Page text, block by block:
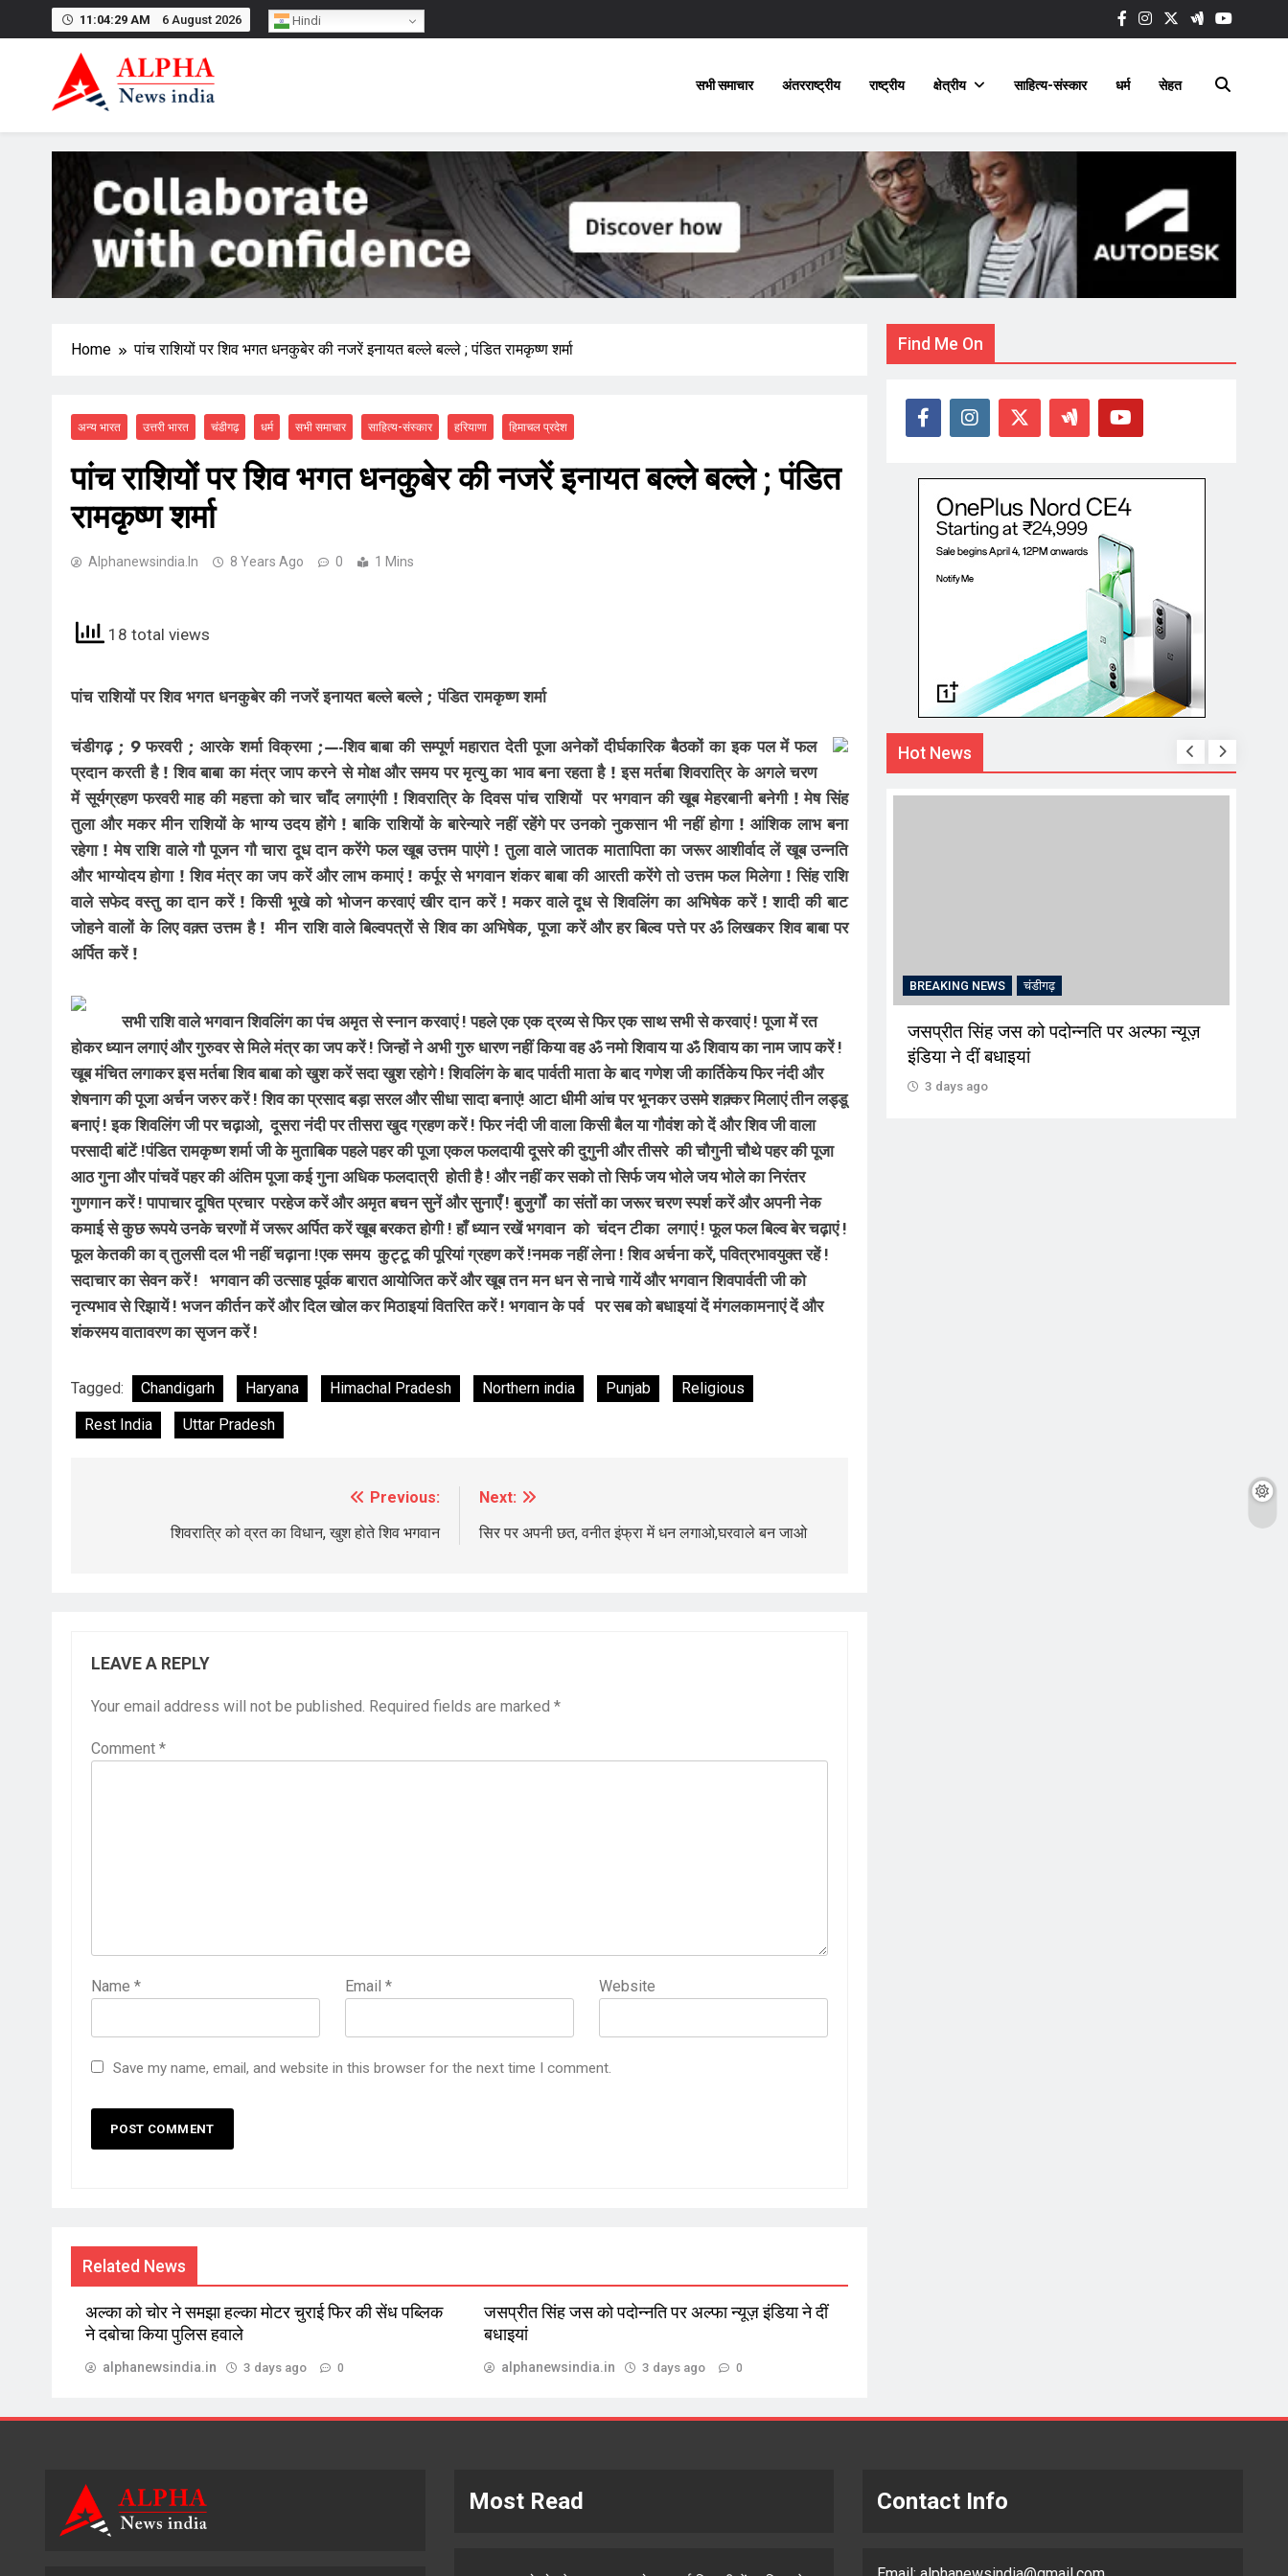
11:04:30 AM 6 August 2026
सभी समाचार अंतरराष्ट्रीय राष्ट्रीय क्षेत्रीय साहित्य-संस्कार धर्म सेहत
Home पांच राशियों पर शिव भगत धनकुबेर की नजरें इनायत बल्ले बल्ले ; पंडित रामकृष्ण शर्मा
अन्य भारत उत्तरी भारत चंडीगढ़ धर्म सभी समाचार साहित्य-संस्कार हरियाणा हिमाचल प्रदेश
पांच राशियों पर शिव भगत धनकुबेर की नजरें इनायत बल्ले बल्ले ; पंडित
रामकृष्ण शर्मा
Alphanewsindia.in 8 Years Ago 0 1 Mins
18 total views
पांच राशियों पर शिव भगत धनकुबेर की नजरें इनायत बल्ले बल्ले ; पंडित रामकृष्ण शर्मा
चंडीगढ़ ; 9 फरवरी ; आरके शर्मा विक्रमा ;—-शिव बाबा की सम्पूर्ण महारात देती पूजा अनेकों दीर्घकारिक बैठकों का इक पल में फल
प्रदान करती है ! शिव बाबा का मंत्र जाप करने से मोक्ष और समय पर मृत्यु का भाव बना रहता है ! इस मर्तबा शिवरात्रि के अगले चरण
में सूर्यग्रहण फरवरी माह की महत्ता को चार चाँद लगाएंगी ! शिवरात्रि के दिवस पांच राशियों पर भगवान की खूब मेहरबानी बनेगी ! मेष सिंह
तुला और मकर मीन राशियों के भाग्य उदय होंगे ! बाकि राशियों के बारेन्यारे नहीं रहेंगे पर उनको नुकसान भी नहीं होगा ! आंशिक लाभ बना
रहेगा ! मेष राशि वाले गौ पूजन गौ चारा दूध दान करेंगे फल खूब उत्तम पाएंगे ! तुला वाले जातक मातापिता का जरूर आशीर्वाद लें खूब उन्नति
और भाग्योदय होगा ! शिव मंत्र का जप करें और लाभ कमाएं ! कर्पूर से भगवान शंकर बाबा की आरती करेंगे तो उत्तम फल मिलेगा ! सिंह राशि
वाले सफेद वस्तु का दान करें ! किसी भूखे को भोजन करवाएं खीर दान करें ! मकर वाले दूध से शिवलिंग का अभिषेक करें ! शादी की बाट
जोहने वालों के लिए वक़्त उत्तम है ! मीन राशि वाले बिल्वपत्रों से शिव का अभिषेक, पूजा करें और हर बिल्व पत्ते पर ॐ लिखकर शिव बाबा पर
अर्पित करें !
सभी राशि वाले भगवान शिवलिंग का पंच अमृत से स्नान करवाएं ! पहले एक एक द्रव्य से फिर एक साथ सभी से करवाएं ! पूजा में रत
होकर ध्यान लगाएं और गुरुवर से मिले मंत्र का जप करें ! जिन्हों ने अभी गुरु धारण नहीं किया वह ॐ नमो शिवाय या ॐ शिवाय का नाम जाप करें !
खूब मंचित लगाकर इस मर्तबा शिव बाबा को खुश करें सदा खुश रहोगे ! शिवलिंग के बाद पार्वती माता के बाद गणेश जी कार्तिकेय फिर नंदी और
शेषनाग की पूजा अर्चन जरुर करें ! शिव का प्रसाद बड़ा सरल और सीधा सादा बनाएं! आटा धीमी आंच पर भूनकर उसमे शक़्कर मिलाएं तीन लड्डू
बनाएं ! इक शिवलिंग जी पर चढ़ाओ, दूसरा नंदी पर तीसरा खुद ग्रहण करें ! फिर नंदी जी वाला किसी बैल या गौवंश को दें और शिव जी वाला
परसादी बांटें !पंडित रामकृष्ण शर्मा जी के मुताबिक पहले पहर की पूजा एकल फलदायी दूसरे की दुगुनी और तीसरे की चौगुनी चौथे पहर की पूजा
आठ गुना और पांचवें पहर की अंतिम पूजा कई गुना अधिक फलदात्री होती है ! और नहीं कर सको तो सिर्फ जय भोले जय भोले का निरंतर
गुणगान करें ! पापाचार दूषित प्रचार परहेज करें और अमृत बचन सुनें और सुनाएँ ! बुजुर्गों का संतों का जरूर चरण स्पर्श करें और अपनी नेक
कमाई से कुछ रूपये उनके चरणों में जरूर अर्पित करें खूब बरकत होगी ! हाँ ध्यान रखें भगवान को चंदन टीका लगाएं ! फूल फल बिल्व बेर चढ़ाएं !
फूल केतकी का व् तुलसी दल भी नहीं चढ़ाना !एक समय कुट्टू की पूरियां ग्रहण करें !नमक नहीं लेना ! शिव अर्चना करें, पवित्रभावयुक्त रहें !
सदाचार का सेवन करें ! भगवान की उत्साह पूर्वक बारात आयोजित करें और खूब तन मन धन से नाचे गायें और भगवान शिवपार्वती जी को
नृत्यभाव से रिझायें ! भजन कीर्तन करें और दिल खोल कर मिठाइयां वितरित करें ! भगवान के पर्व पर सब को बधाइयां दें मंगलकामनाएं दें और
शंकरमय वातावरण का सृजन करें !
Tagged: Chandigarh Haryana Himachal Pradesh Northern india Punjab
Religious
Rest India
Uttar Pradesh
navigation
Previous:
शिवरात्रि को व्रत का विधान, खुश होते शिव भगवान
Next:
सिर पर अपनी छत, वनीत इंफ्रा में धन लगाओ,घरवाले बन जाओ
LEAVE A REPLY
Your email address will not be published. Required fields are marked *
Comment *
Name * Email* Website
Save my name, email, and website in this browser for the next time I comment.
Related News
अल्का को चोर ने समझा हल्का मोटर चुराई फिर की सेंध पब्लिक
ने दबोचा किया पुलिस हवाले
alphanewsindia.in 3 days ago 0
जसप्रीत सिंह जस को पदोन्नति पर अल्फा न्यूज़ इंडिया ने दीं
बधाइयां
alphanewsindia.in 3 days ago 0
Find Me On
Hot News
अल्का को चोर ने समझा हल्का मोटर चुराई फिर
की सेंध पब्लिक ने दबोचा किया पुलिस हवाले
3 days ago
BREAKING NEWS चंडीगढ़
जसप्रीत सिंह जस को पदोन्नति पर अल्फा न्यूज़
इंडिया ने दीं बधाइयां
3 days ago
Most Read Contact Info
Hindi